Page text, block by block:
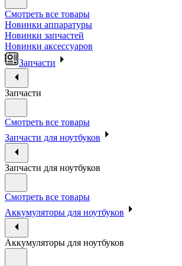
Смотреть все товары
Новинки аппаратуры
Новинки запчастей
Новинки аксессуаров
Запчасти
Запчасти
Смотреть все товары
Запчасти для ноутбуков
Запчасти для ноутбуков
Смотреть все товары
Аккумуляторы для ноутбуков
Аккумуляторы для ноутбуков